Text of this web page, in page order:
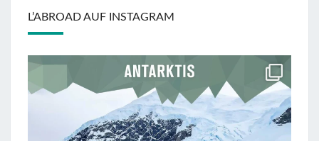
L’ABROAD AUF INSTAGRAM